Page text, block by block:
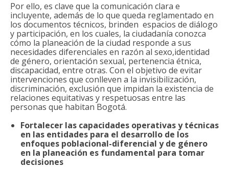
Por ello, es clave que la comunicación clara e
incluyente, además de lo que queda reglamentado en
los documentos técnicos, brinden espacios de diálogo
y participación, en los cuales, la ciudadanía conozca
cómo la planeación de la ciudad responde a sus
necesidades diferenciales en razón al sexo,identidad
de género, orientación sexual, pertenencia étnica,
discapacidad, entre otras. Con el objetivo de evitar
intervenciones que conlleven a la invisibilización,
discriminación, exclusión que impidan la existencia de
relaciones equitativas y respetuosas entre las
personas que habitan Bogotá.
Fortalecer las capacidades operativas y técnicas
en las entidades para el desarrollo de los
enfoques poblacional-diferencial y de género
en la planeación es fundamental para tomar
decisiones